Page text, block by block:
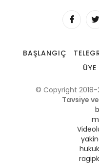
BAŞLANGIÇ
© Copyright 2018-
Tavsiye